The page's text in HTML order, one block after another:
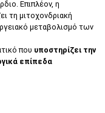
Επιπλέον, η
τη μιτοχονδριακή
μεταβολισμό των
που υποστηρίζει την
επίπεδα